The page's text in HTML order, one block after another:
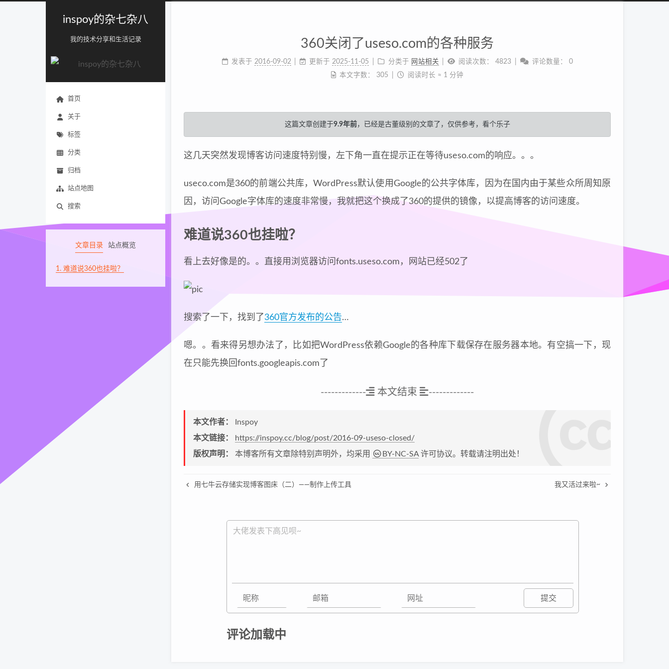
inspoy的杂七杂八
我的技术分享和生活记录
首页
关于
标签
分类
归档
站点地图
搜索
文章目录 站点概览
1. 难道说360也挂啦？
360关闭了useso.com的各种服务
发表于 2016-09-02 更新于 2025-11-05 分类于 网站相关 阅读次数： 4823 评论数量：
0
本文字数：
305 阅读时长 ≈ 1 分钟
这篇文章创建于9.9年前 ，已经是古董级别的文章了，仅供参考，看个乐子
这几天突然发现博客访问速度特别慢，左下角一直在提示正在等待useso.com的响应。。。
useco.com是360的前端公共库，WordPress默认使用Google的公共字体库，因为在国内由于某些众所周知原
因，访问Google字体库的速度非常慢，我就把这个换成了360的提供的镜像，以提高博客的访问速度。
难道说360也挂啦？
看上去好像是的。。直接用浏览器访问fonts.useso.com，网站已经502了
搜索了一下，找到了 360官方发布的公告…
嗯。。看来得另想办法了，比如把WordPress依赖Google的各种库下载保存在服务器本地。有空搞一下，现
在只能先换回fonts.googleapis.com了
------------- 本文结束 -------------
本文作者：
Inspoy
本文链接：
https://inspoy.cc/blog/post/2016-09-useso-closed/
版权声明： 本博客所有文章除特别声明外，均采用 BY-NC-SA许可协议。转载请注明出处！
用七牛云存储实现博客图床（二）——制作上传工具 我又活过来啦~
提交
评论加载中